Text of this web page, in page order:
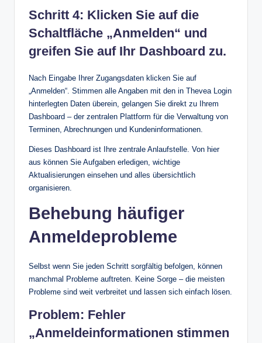
Schritt 4: Klicken Sie auf die
Schaltfläche „Anmelden“ und
greifen Sie auf Ihr Dashboard zu.
Nach Eingabe Ihrer Zugangsdaten klicken Sie auf
„Anmelden“. Stimmen alle Angaben mit den in Thevea Login
hinterlegten Daten überein, gelangen Sie direkt zu Ihrem
Dashboard – der zentralen Plattform für die Verwaltung von
Terminen, Abrechnungen und Kundeninformationen.
Dieses Dashboard ist Ihre zentrale Anlaufstelle. Von hier
aus können Sie Aufgaben erledigen, wichtige
Aktualisierungen einsehen und alles übersichtlich
organisieren.
Behebung häufiger
Anmeldeprobleme
Selbst wenn Sie jeden Schritt sorgfältig befolgen, können
manchmal Probleme auftreten. Keine Sorge – die meisten
Probleme sind weit verbreitet und lassen sich einfach lösen.
Problem: Fehler
„Anmeldeinformationen stimmen